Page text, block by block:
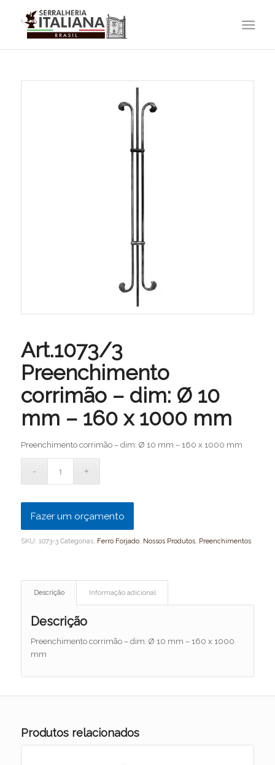
Art.1073/3
Preenchimento
corrimão – dim: Ø 10
mm – 160 x 1000 mm
Preenchimento corrimão – dim: Ø 10 mm – 160 x 1000 mm
Fazer um orçamento
SKU: 1073-3 Categorias: Ferro Forjado, Nossos Produtos, Preenchimentos
Descrição Informação adicional
Descrição
Preenchimento corrimão – dim: Ø 10 mm – 160 x 1000
mm
Produtos relacionados